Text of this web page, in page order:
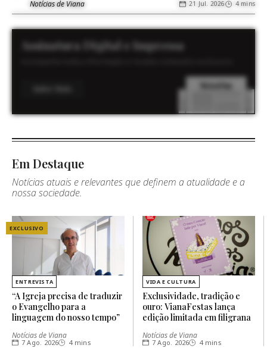
Notícias de Viana 21 Jul. 2026 4 mins
Assinatura Digital e Impressa
Em Destaque
Notícias atuais e relevantes que definem a atualidade e a
nossa sociedade.
EXCLUSIVO
ENTREVISTA
“A Igreja precisa de traduzir
o Evangelho para a
linguagem do nosso tempo”
Notícias de Viana
7 Ago. 2026 4 mins
VIDA E CULTURA
Exclusividade, tradição e
ouro: VianaFestas lança
edição limitada em filigrana
Notícias de Viana
7 Ago. 2026 4 mins